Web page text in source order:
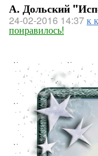
А. Дольский
24-02-2016 14:37к
понравилось!